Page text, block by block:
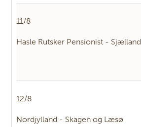
11/8
Hasle Rutsker Pensionist - Sjælland
12/8
Nordjylland - Skagen og Læsø